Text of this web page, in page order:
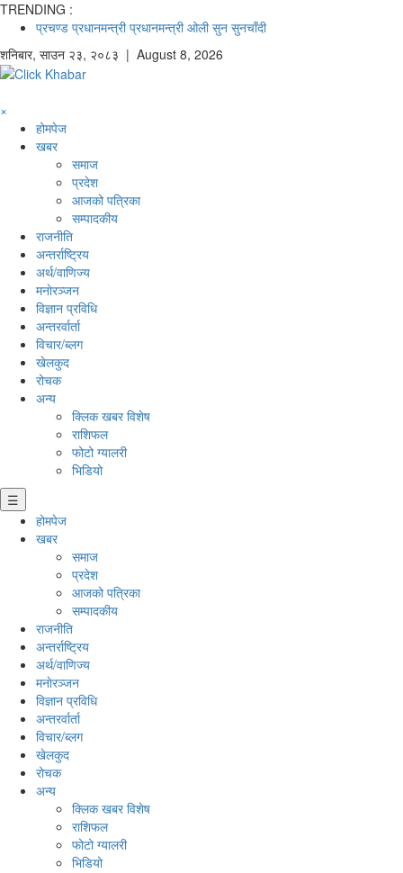
TRENDING :
प्रचण्ड प्रधानमन्त्री प्रधानमन्त्री ओली सुन सुनचाँदी
शनिबार, साउन २३, २०८३ | August 8, 2026
×
होमपेज
खबर
समाज
प्रदेश
आजको पत्रिका
सम्पादकीय
राजनीति
अन्तर्राष्ट्रिय
अर्थ/वाणिज्य
मनाेरञ्जन
विज्ञान प्रविधि
अन्तरर्वार्ता
विचार/ब्लग
खेलकुद
रोचक
अन्य
क्लिक खबर विशेष
राशिफल
फोटो ग्यालरी
भिडियो
☰
होमपेज
खबर
समाज
प्रदेश
आजको पत्रिका
सम्पादकीय
राजनीति
अन्तर्राष्ट्रिय
अर्थ/वाणिज्य
मनाेरञ्जन
विज्ञान प्रविधि
अन्तरर्वार्ता
विचार/ब्लग
खेलकुद
रोचक
अन्य
क्लिक खबर विशेष
राशिफल
फोटो ग्यालरी
भिडियो